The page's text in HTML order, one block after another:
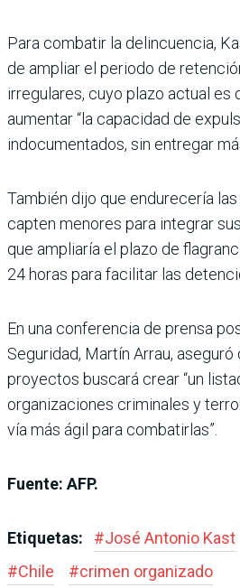
Para combatir la delincuencia,
de ampliar el periodo de
irregulares, cuyo plazo actual es
aumentar “la capacidad de
indocumentados, sin entregar
También dijo que endurecería
capten menores para integrar
que ampliaría el plazo de
24 horas para facilitar las
En una conferencia de prensa
Seguridad, Martín Arrau, aseguró
proyectos buscará crear “un
organizaciones criminales y
vía más ágil para combatirlas”.
Fuente: AFP.
Etiquetas: #José Antonio Kast
#Chile #crimen organizado